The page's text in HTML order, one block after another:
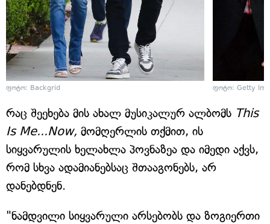
ფოტო: Backgrid ფოტო: Getty
რაც შეეხება მის ახალ მუსიკალურ ალბომს This
Is Me...Now, მომღერლის თქმით, ის
სიყვარულის ხელახლა პოვნაზეა და იმედი აქვს,
რომ სხვა ადამიანებსაც შთააგონებს, არ
დანებდნენ.
"ნამდვილი სიყვარული არსებობს და ზოგიერთი